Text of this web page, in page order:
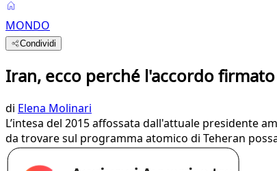
MONDO
Condividi
Iran, ecco perché l'accordo
di Elena Molinari
L’intesa del 2015 affossata dall'attuale presidente
da trovare sul programma atomico di Teheran